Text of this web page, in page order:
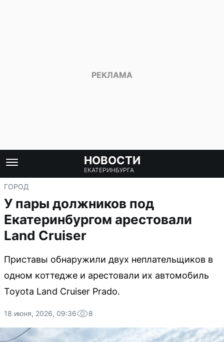
НОВОСТИ
ЕКАТЕРИНБУРГА
ГОРОД
У пары должников под
Екатеринбургом арестовали
Land Cruiser
Приставы обнаружили двух неплательщиков в
одном коттедже и арестовали их автомобиль
Toyota Land Cruiser Prado.
18 июня, 2026, 09:36 8